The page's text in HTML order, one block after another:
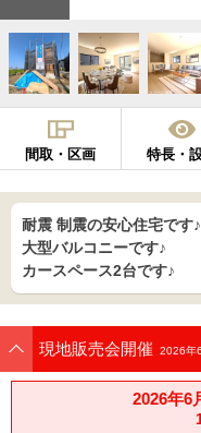
間取・区画 特長・
耐震 制震の安心住宅です♪
大型バルコニーです♪
カースペース2台です♪
現地販売会開催 2026年
2026年6